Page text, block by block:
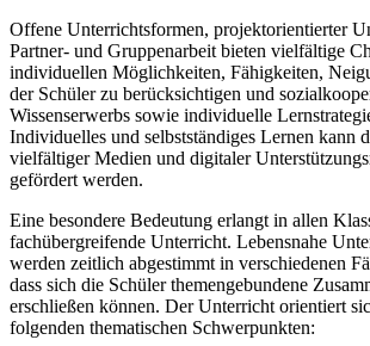
Offene Unterrichtsformen, projektorientierter
Partner- und Gruppenarbeit bieten vielfältige
individuellen Möglichkeiten, Fähigkeiten,
der Schüler zu berücksichtigen und
Wissenserwerbs sowie individuelle
Individuelles und selbstständiges Lernen kann
vielfältiger Medien und digitaler
gefördert werden.
Eine besondere Bedeutung erlangt in allen
fachübergreifende Unterricht. Lebensnahe
werden zeitlich abgestimmt in verschiedenen
dass sich die Schüler themengebundene
erschließen können. Der Unterricht orientiert
folgenden thematischen Schwerpunkten: